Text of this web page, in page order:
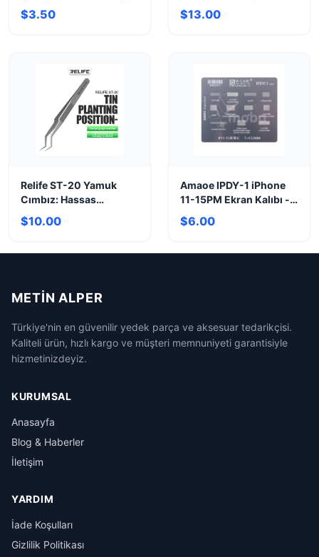
Yüksek Kalite
$3.50
MSM8992, RAM &
Dahası
$13.00
Relife ST-20 Yamuk
Cımbız: Hassas
Elektronik Tamirler İçin
İdeal
$10.00
Amaoe IPDY-1 iPhone
11-15PM Ekran Kalıbı -
Kusursuz Hizalama
$6.00
METIN ALPER
Türkiye'nin en güvenilir yedek parça ve aksesuar tedarikçisi.
Kaliteli ürün, hızlı kargo ve müşteri memnuniyeti garantisiyle
hizmetinizdeyiz.
KURUMSAL
Anasayfa
Blog & Haberler
İletişim
YARDIM
İade Koşulları
Gizlilik Politikası